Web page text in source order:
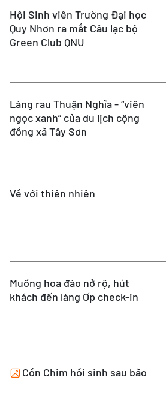
Hội Sinh viên Trường Đại học
Quy Nhơn ra mắt Câu lạc bộ
Green Club QNU
Làng rau Thuận Nghĩa - “viên
ngọc xanh” của du lịch cộng
đồng xã Tây Sơn
Về với thiên nhiên
Muồng hoa đào nở rộ, hút
khách đến làng Ơp check-in
Cồn Chim hồi sinh sau bão